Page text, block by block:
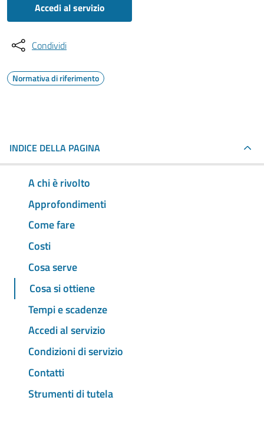
Accedi al servizio
Condividi
Normativa di riferimento
INDICE DELLA PAGINA
A chi è rivolto
Approfondimenti
Come fare
Costi
Cosa serve
Cosa si ottiene
Tempi e scadenze
Accedi al servizio
Condizioni di servizio
Contatti
Strumenti di tutela